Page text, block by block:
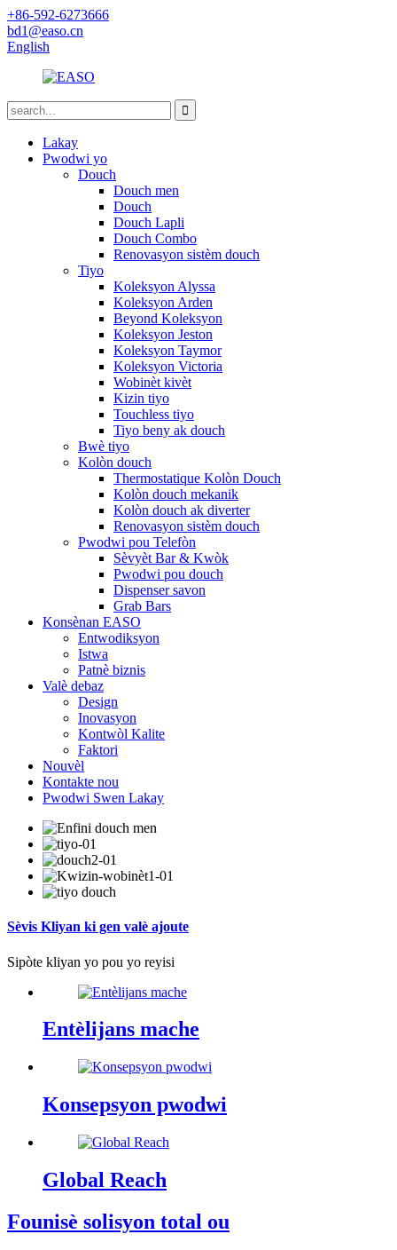
+86-592-6273666
bd1@easo.cn
English
Lakay
Pwodwi yo
Douch
Douch men
Douch
Douch Lapli
Douch Combo
Renovasyon sistèm douch
Tiyo
Koleksyon Alyssa
Koleksyon Arden
Beyond Koleksyon
Koleksyon Jeston
Koleksyon Taymor
Koleksyon Victoria
Wobinèt kivèt
Kizin tiyo
Touchless tiyo
Tiyo beny ak douch
Bwè tiyo
Kolòn douch
Thermostatique Kolòn Douch
Kolòn douch mekanik
Kolòn douch ak diverter
Renovasyon sistèm douch
Pwodwi pou Telefòn
Sèvyèt Bar & Kwòk
Pwodwi pou douch
Dispenser savon
Grab Bars
Konsènan EASO
Entwodiksyon
Istwa
Patnè biznis
Valè debaz
Design
Inovasyon
Kontwòl Kalite
Faktori
Nouvèl
Kontakte nou
Pwodwi Swen Lakay
Sèvis Kliyan ki gen valè ajoute
Sipòte kliyan yo pou yo reyisi
Entèlijans mache
Konsepsyon pwodwi
Global Reach
Founisè solisyon total ou